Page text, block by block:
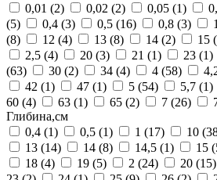
0,01 (2) 0,02 (2) 0,05 (1)
(5)
0,4 (3) 0,5 (16) 0,8 (3) 1
(8)
12 (4) 13 (8) 14 (2) 15
2,5 (4) 20 (3) 21 (1) 23 (1)
(63)
30 (2) 34 (4) 4 (58)
42 (1) 47 (1) 5 (54) 5,7 (1)
60 (4) 63 (1) 65 (2) 7 (26)
Глибина,см
0,4 (1) 0,5 (1) 1 (17) 10
13 (14) 14 (8) 14,5 (1) 15
18 (4) 19 (5) 2 (24) 20 (15)